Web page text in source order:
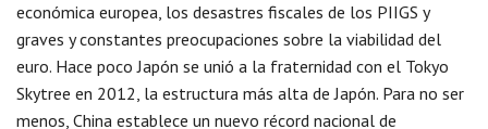
económica europea, los desastres fiscales de los PIIGS y
graves y constantes preocupaciones sobre la viabilidad del
euro. Hace poco Japón se unió a la fraternidad con el Tokyo
Skytree en 2012, la estructura más alta de Japón. Para no ser
menos, China establece un nuevo récord nacional de